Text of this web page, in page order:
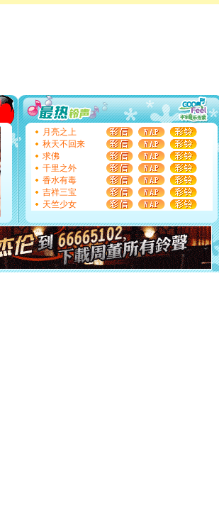
卖了。水晶之恋祝你新年快乐。
你太多，只有给你五千万：千万快乐！千万要健康！千万
要平安！千万要知足！千万不要忘记我！
[圣诞节]
不只这样的日子才会想起你,而是这样的日子才
能正大光明地骚扰你,告诉你,圣诞要快乐!新年要快乐!天天
都要快乐噢!
[圣诞节]
奉上一颗祝福的心,在这个特别的日子里,愿幸福,
如意,快乐,鲜花,一切美好的祝愿与你同在.圣诞快乐!
[元旦]
看到你我会触电；看不到你我要充电；没有你我会
断电。爱你是我职业，想你是我事业，抱你是我特长，吻
你是我专业！水晶之恋祝你新年快乐
[元旦]如果上天让我许三个愿望，一是今生今世和你在一
起；二是再生再世和你在一起；三是三生三世和你不再分
离。水晶之恋祝你新年快乐
[元旦]当我狠下心扭头离去那一刻，你在我身后无助地哭
泣，这痛楚让我明白我多么爱你。我转身抱住你：这猪不
月亮之上
秋天不回来
求佛
千里之外
香水有毒
吉祥三宝
天竺少女